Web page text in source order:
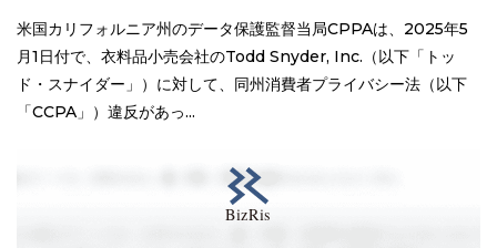
米国カリフォルニア州のデータ保護監督当局CPPAは、2025年5
月1日付で、衣料品小売会社のTodd Snyder, Inc.（以下「トッ
ド・スナイダー」）に対して、同州消費者プライバシー法（以下
「CCPA」）違反があっ...